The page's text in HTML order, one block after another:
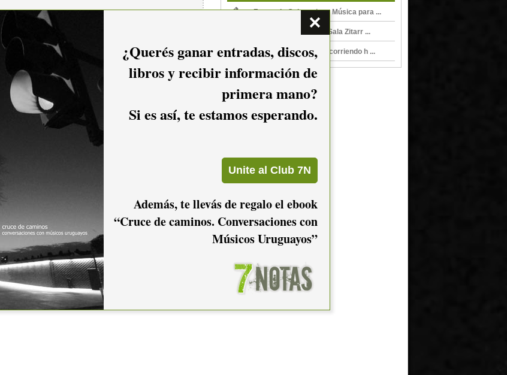
Fernando Goicoechea, Música para ...
Historias de tango en Sala Zitarr ...
Historias de tango, Recorriendo h ...
¿Querés ganar entradas, discos,
libros y recibir información de
primera mano?
Si es así, te estamos esperando.
Además, te llevás de regalo el ebook
“Cruce de caminos. Conversaciones con
Músicos Uruguayos”